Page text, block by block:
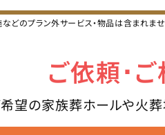
どのプラン外サービス・物品は含まれま
ご依頼･
望の家族葬ホールや火